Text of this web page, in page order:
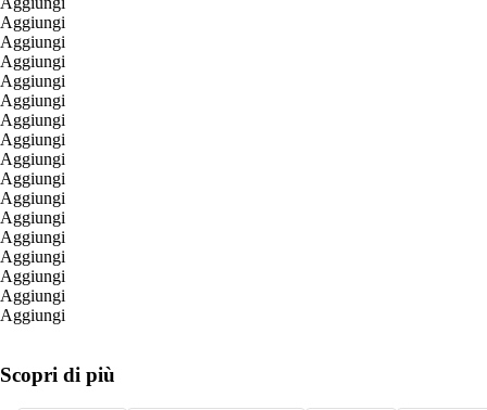
Aggiungi
Aggiungi
Aggiungi
Aggiungi
Aggiungi
Aggiungi
Aggiungi
Aggiungi
Aggiungi
Aggiungi
Aggiungi
Aggiungi
Aggiungi
Aggiungi
Aggiungi
Aggiungi
Scopri di più